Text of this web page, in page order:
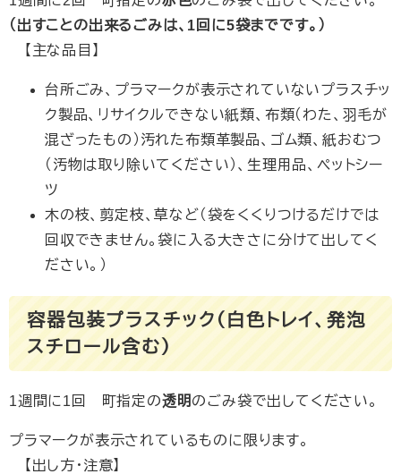
（出すことの出来るごみは、1回に5袋までです。）
【主な品目】
台所ごみ、プラマークが表示されていないプラスチッ
ク製品、リサイクルできない紙類、布類（わた、羽毛が
混ざったもの）汚れた布類革製品、ゴム類、紙おむつ
（汚物は取り除いてください）、生理用品、ペットシー
ツ
木の枝、剪定枝、草など（袋をくくりつけるだけでは
回収できません。袋に入る大きさに分けて出してく
ださい。）
容器包装プラスチック（白色トレイ、発泡
スチロール含む）
1週間に1回 町指定の透明 のごみ袋で出してください。
プラマークが表示されているものに限ります。
【出し方・注意】